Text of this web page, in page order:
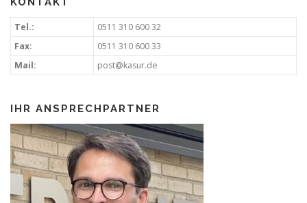
Tel.:
0511 310 600 32
Fax:
0511 310 600 33
Mail:
post@kasur.de
IHR ANSPRECHPARTNER